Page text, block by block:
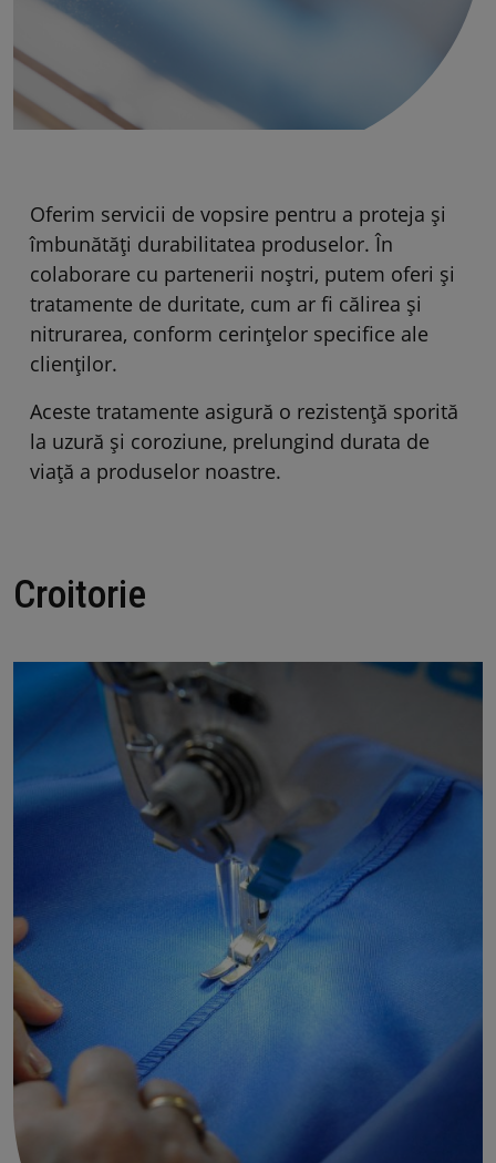
Oferim servicii de vopsire pentru a proteja și
îmbunătăți durabilitatea produselor. În
colaborare cu partenerii noștri, putem oferi și
tratamente de duritate, cum ar fi călirea și
nitrurarea, conform cerințelor specifice ale
clienților.
Aceste tratamente asigură o rezistență sporită
la uzură și coroziune, prelungind durata de
viață a produselor noastre.
Croitorie